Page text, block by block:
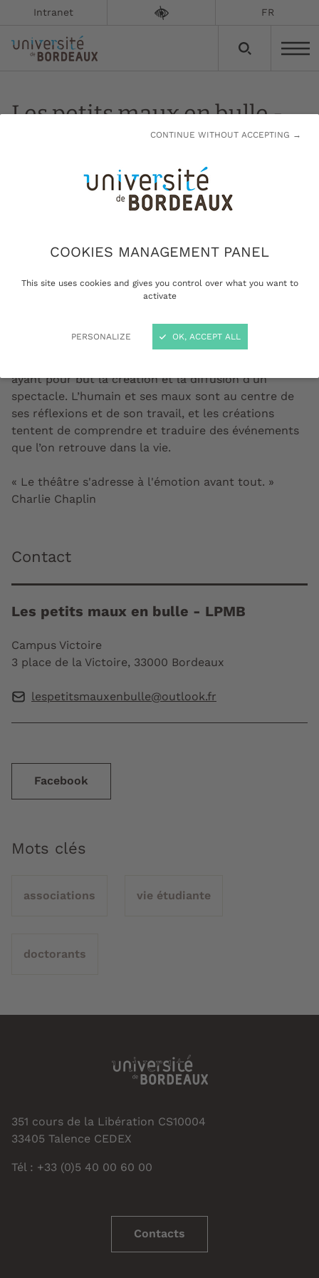
COOKIES MANAGEMENT PANEL
This site uses cookies and gives you control over what you want to
activate
PERSONALIZE
CONTINUE WITHOUT ACCEPTING →
OK, ACCEPT ALL
Intranet FR
Les petits maux en bulle -
Mise à jour le :02/05/2022
Les missions de l'association
Cette association loi 1901 de théâtre étudiante
ayant pour but la création et la diffusion d’un
spectacle. L’humain et ses maux sont au centre de
ses réflexions et de son travail, et les créations
tentent de comprendre et traduire des événements
que l’on retrouve dans la vie.
« Le théâtre s'adresse à l'émotion avant tout. »
Charlie Chaplin
Contact
Les petits maux en bulle - LPMB
Campus Victoire
3 place de la Victoire, 33000 Bordeaux
lespetitsmauxenbulle@outlook.fr
Facebook
Mots clés
associations vie étudiante
doctorants
351 cours de la Libération CS10004
33405 Talence CEDEX
Tél : +33 (0)5 40 00 60 00
Contacts